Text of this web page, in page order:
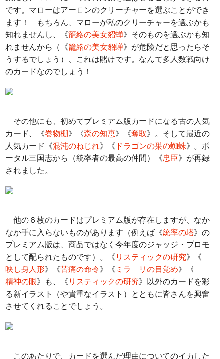
です。マローはアーロンのクリーチャーを選ぶことができ
ます！ もちろん、マローが私のクリーチャーを選ぶかも
知れませんし、《籠絡の美女貂蝉》そのものを選ぶかも知
れませんから（《籠絡の美女貂蝉》が危険だと思ったらそ
うするでしょう）、これは賭けです。なんて多人数戦向け
のカードなのでしょう！
その他にも、初めてプレミアム版カードになる古の人気
カード、《巻物棚》《森の知恵》《奪取》。そして最近の
人気カード《混沌のねじれ》《 ドラゴンの巣の蜘蛛》。ポ
ータル三国志から（統率者の最高の仲間）《忠臣》が再録
されました。
他の６枚のカードはプレミアム版が存在しますが、なか
なか手に入らないものがあります（例えば《統率の塔》の
プレミアム版は、商品ではなく今年度のジャッジ・プロモ
として配られたものです）。《リスティックの研究》《
映し身人形》《苦痛の命令》《 ミラーリの目覚め》《
精神の眼》も、《リスティックの研究》以外のカードを彩
る新イラスト（や貴重なイラスト）とともに皆さんを興奮
させてくれることでしょう。
このあたりで、カードを選んだ理由についてのイカした